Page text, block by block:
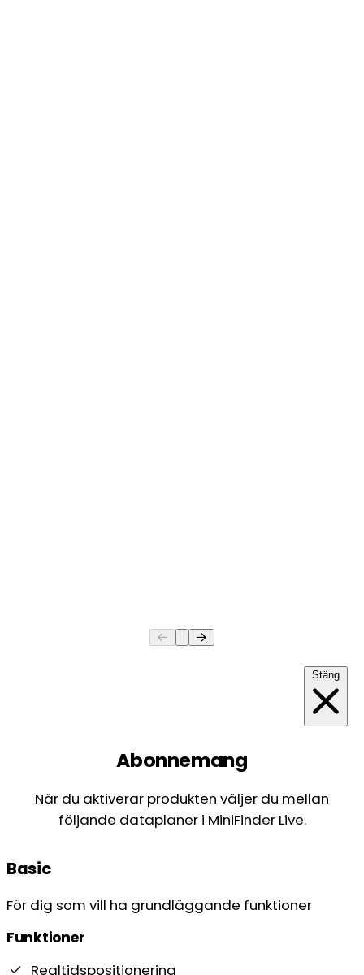
Stäng
Abonnemang
När du aktiverar produkten väljer du mellan
följande dataplaner i MiniFinder Live.
Basic
För dig som vill ha grundläggande funktioner
Funktioner
Realtidspositionering